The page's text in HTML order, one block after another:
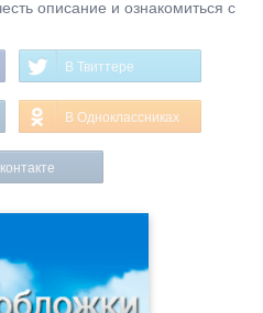
описание и ознакомиться с
В Твиттере
В Одноклассниках